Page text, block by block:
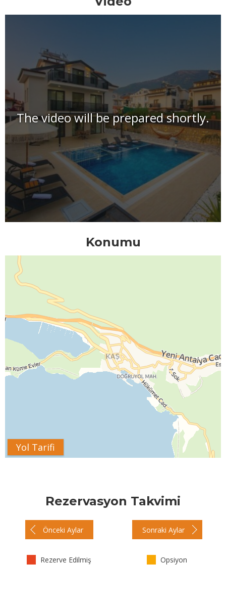
The video will be prepared shortly.
Konumu
Yol Tarifi
Rezervasyon Takvimi
Önceki Aylar Sonraki Aylar
Rezerve Edilmiş Opsiyon